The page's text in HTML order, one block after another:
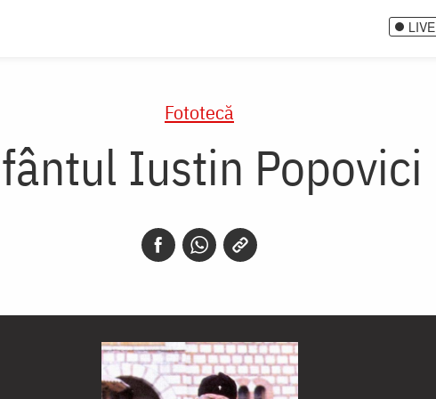
LIVE
Fototecă
Iustin Popovici